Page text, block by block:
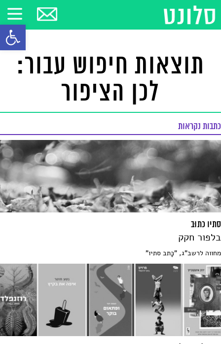
פתח
תוצאות חיפוש עבור:
לכן הציפור
כתבות נקראות
סתיו כתוּב
בלפור חקק
מחווה לרשב"ג, "כָּתב סתיו"